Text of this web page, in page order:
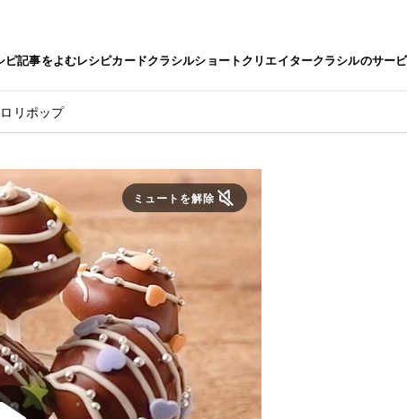
ピ記事をよむレシピカードクラシルショートクリエイタークラシルのサー
リポップ
ミュートを解除